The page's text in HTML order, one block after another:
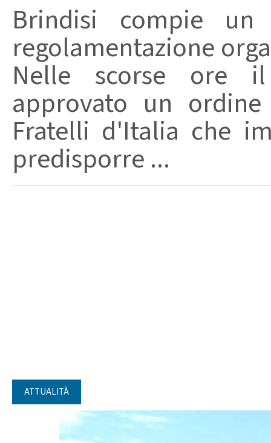
Brindisi compie
regolamentazione
Nelle scorse ore
approvato un
Fratelli d'Italia che
predisporre ...
ATTUALITÀ